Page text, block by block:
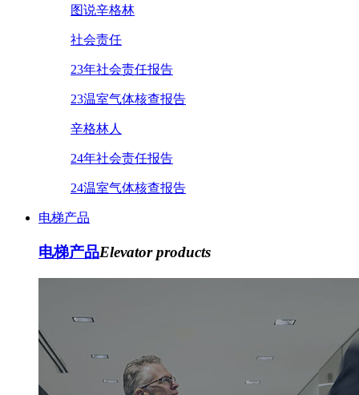
图说辛格林
社会责任
23年社会责任报告
23温室气体核查报告
辛格林人
24年社会责任报告
24温室气体核查报告
电梯产品
电梯产品Elevator products